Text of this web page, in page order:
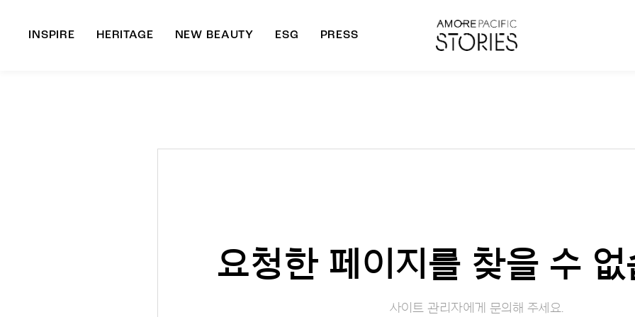
INSPIRE HERITAGE NEW BEAUTY ESG PRESS
요청한 페이지를 찾을 수 없
사이트 관리자에게 문의해 주세요.